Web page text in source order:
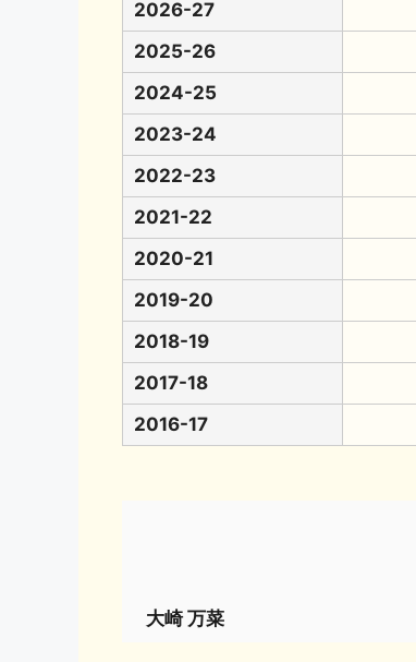
2026-27
2025-26
2024-25
2023-24
2022-23
2021-22
2020-21
2019-20
2018-19
2017-18
2016-17
大崎 万菜